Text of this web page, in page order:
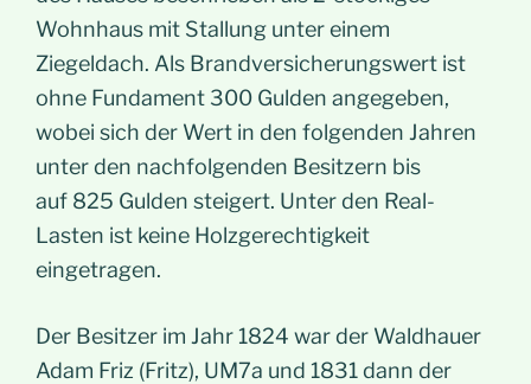
Wohnhaus mit Stallung unter einem
Ziegeldach. Als Brandversicherungswert ist
ohne Fundament 300 Gulden angegeben,
wobei sich der Wert in den folgenden Jahren
unter den nachfolgenden Besitzern bis
auf 825 Gulden steigert. Unter den Real-
Lasten ist keine Holzgerechtigkeit
eingetragen.
Der Besitzer im Jahr 1824 war der Waldhauer
Adam Friz (Fritz), UM7a und 1831 dann der